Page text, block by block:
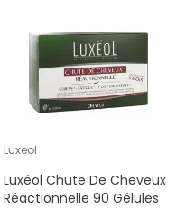
Luxeol
Luxéol Chute De Cheveux
Réactionnelle 90 Gélules